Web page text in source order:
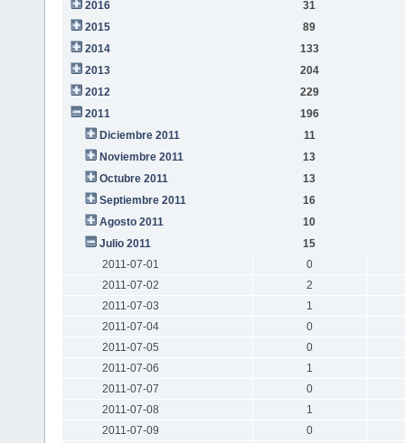
2016
31
2015
89
2014
133
2013
204
2012
229
2011
196
Diciembre 2011
11
Noviembre 2011
13
Octubre 2011
13
Septiembre 2011
16
Agosto 2011
10
Julio 2011
15
2011-07-01
0
2011-07-02
2
2011-07-03
1
2011-07-04
0
2011-07-05
0
2011-07-06
1
2011-07-07
0
2011-07-08
1
2011-07-09
0